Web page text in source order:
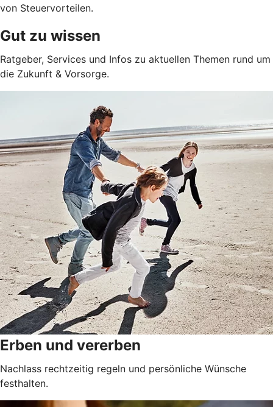
von Steuervorteilen.
Gut zu wissen
Ratgeber, Services und Infos zu aktuellen Themen rund um
die Zukunft & Vorsorge.
Erben und vererben
Nachlass rechtzeitig regeln und persönliche Wünsche
festhalten.